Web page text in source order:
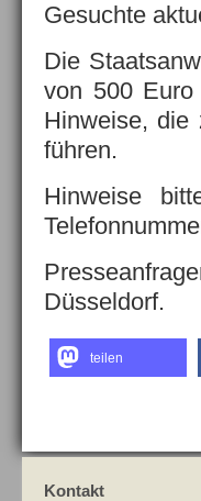
Gesuchte
Die
von 500 Euro
Hinweise, die
führen.
Hinweise
Düsseldorf.
teilen
Kontakt